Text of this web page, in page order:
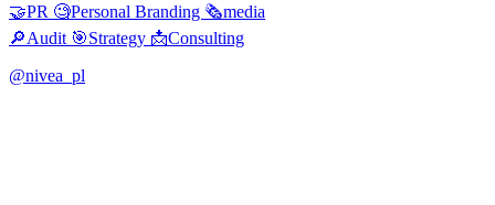
🤝PR 🧐Personal Branding 🗞media
🔎Audit 🎯Strategy 📩Consulting
@nivea_pl